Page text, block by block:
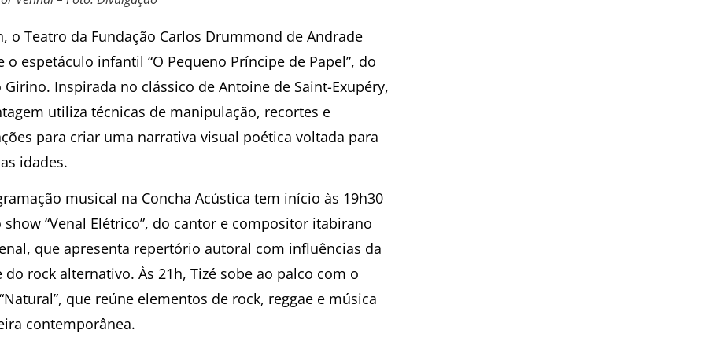
o Teatro da Fundação Carlos Drummond de Andrade
o espetáculo infantil “O Pequeno Príncipe de Papel”, do
Girino. Inspirada no clássico de Antoine de Saint-Exupéry,
utiliza técnicas de manipulação, recortes e
para criar uma narrativa visual poética voltada para
idades.
musical na Concha Acústica tem início às 19h30
show “Venal Elétrico”, do cantor e compositor itabirano
que apresenta repertório autoral com influências da
do rock alternativo. Às 21h, Tizé sobe ao palco com o
que reúne elementos de rock, reggae e música
contemporânea.